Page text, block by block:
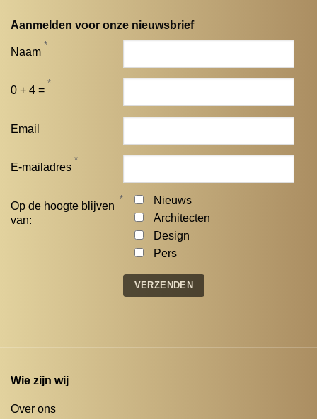
Aanmelden voor onze nieuwsbrief
Naam
*
0 + 4 =
*
Email
E-mailadres
*
Op de hoogte blijven
van:
*
Nieuws
Architecten
Design
Pers
Wie zijn wij
Over ons